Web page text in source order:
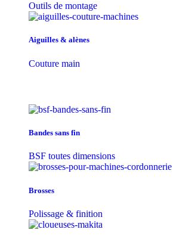
Outils de montage
Aiguilles & alènes
Couture main
Bandes sans fin
BSF toutes dimensions
Brosses
Polissage & finition